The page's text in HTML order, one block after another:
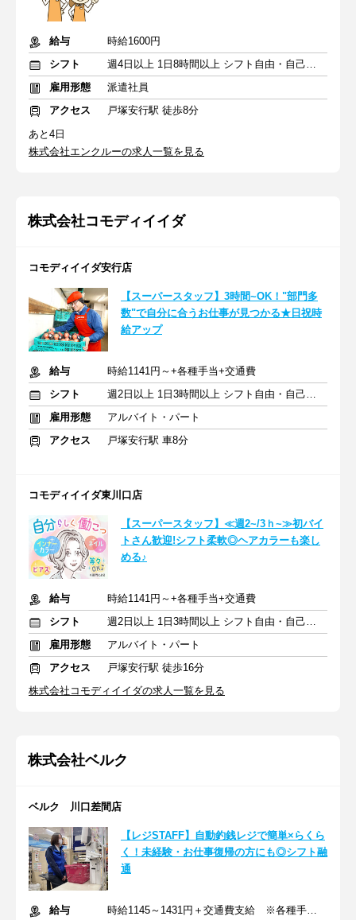
給与
時給1600円
シフト
週4日以上 1日8時間以上 シフト自由・自己申告
雇用形態
派遣社員
アクセス
戸塚安行駅 徒歩8分
あと4日
株式会社エンクルーの求人一覧を見る
株式会社コモディイイダ
コモディイイダ安行店
【スーパースタッフ】3時間~OK！"部門多
数"で自分に合うお仕事が見つかる★日祝時
給アップ
給与
時給1141円～+各種手当+交通費
シフト
週2日以上 1日3時間以上 シフト自由・自己申告
雇用形態
アルバイト・パート
アクセス
戸塚安行駅 車8分
コモディイイダ東川口店
【スーパースタッフ】≪週2~/3ｈ~≫初バイ
トさん歓迎!シフト柔軟◎ヘアカラーも楽し
める♪
給与
時給1141円～+各種手当+交通費
シフト
週2日以上 1日3時間以上 シフト自由・自己申告
雇用形態
アルバイト・パート
アクセス
戸塚安行駅 徒歩16分
株式会社コモディイイダの求人一覧を見る
株式会社ベルク
ベルク 川口差間店
【レジSTAFF】自動釣銭レジで簡単×らくら
く！未経験・お仕事復帰の方にも◎シフト融
通
給与 時給1145～1431円＋交通費支給 ※各種手当含む